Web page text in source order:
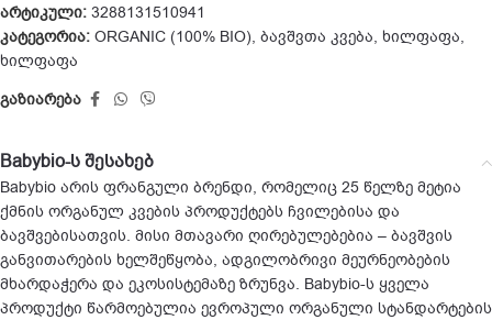
არტიკული: 3288131510941
კატეგორია: ORGANIC (100% BIO), ბავშვთა კვება, ხილფაფა,
ხილფაფა
გაზიარება
Babybio-ს შესახებ
Babybio არის ფრანგული ბრენდი, რომელიც 25 წელზე მეტია
ქმნის ორგანულ კვების პროდუქტებს ჩვილებისა და
ბავშვებისათვის. მისი მთავარი ღირებულებებია – ბავშვის
განვითარების ხელშეწყობა, ადგილობრივი მეურნეობების
მხარდაჭერა და ეკოსისტემაზე ზრუნვა. Babybio-ს ყველა
პროდუქტი წარმოებულია ევროპული ორგანული სტანდარტების